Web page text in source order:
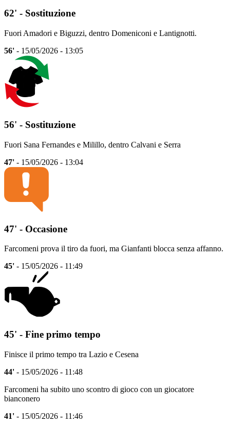
62' - Sostituzione
Fuori Amadori e Biguzzi, dentro Domeniconi e Lantignotti.
56' - 15/05/2026 - 13:05
56' - Sostituzione
Fuori Sana Fernandes e Milillo, dentro Calvani e Serra
47' - 15/05/2026 - 13:04
47' - Occasione
Farcomeni prova il tiro da fuori, ma Gianfanti blocca senza affanno.
45' - 15/05/2026 - 11:49
45' - Fine primo tempo
Finisce il primo tempo tra Lazio e Cesena
44' - 15/05/2026 - 11:48
Farcomeni ha subito uno scontro di gioco con un giocatore
bianconero
41' - 15/05/2026 - 11:46